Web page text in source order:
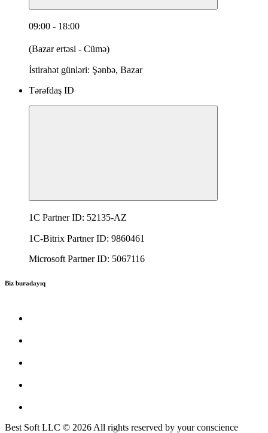
09:00 - 18:00
(Bazar ertəsi - Cümə)
İstirahət günləri: Şənbə, Bazar
Tərəfdaş ID
1C Partner ID: 52135-AZ
1C-Bitrix Partner ID: 9860461
Microsoft Partner ID: 5067116
Biz buradayıq
Best Soft LLC © 2026 All rights reserved by your conscience